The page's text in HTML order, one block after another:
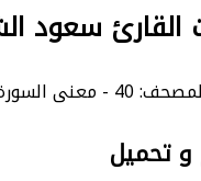
سعود
و تحميل